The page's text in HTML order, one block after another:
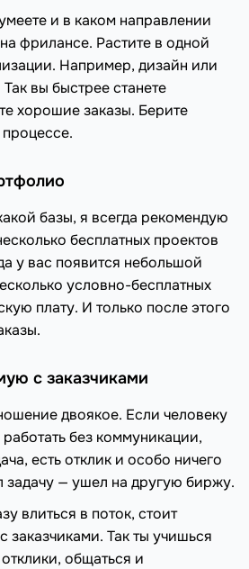
и в каком направлении
фрилансе. Растите в одной
Например, дизайн или
вы быстрее станете
хорошие заказы. Берите
базы, я всегда рекомендую
бесплатных проектов
у вас появится небольшой
условно-бесплатных
плату. И только после этого
с заказчиками
двоякое. Если человеку
без коммуникации,
есть отклик и особо ничего
задачу — ушел на другую биржу.
влиться в поток, стоит
заказчиками. Так ты учишься
общаться и